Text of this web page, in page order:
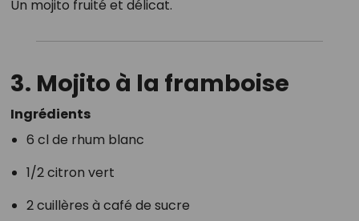
Un mojito fruité et délicat.
3. Mojito à la framboise
Ingrédients
6 cl de rhum blanc
1/2 citron vert
2 cuillères à café de sucre